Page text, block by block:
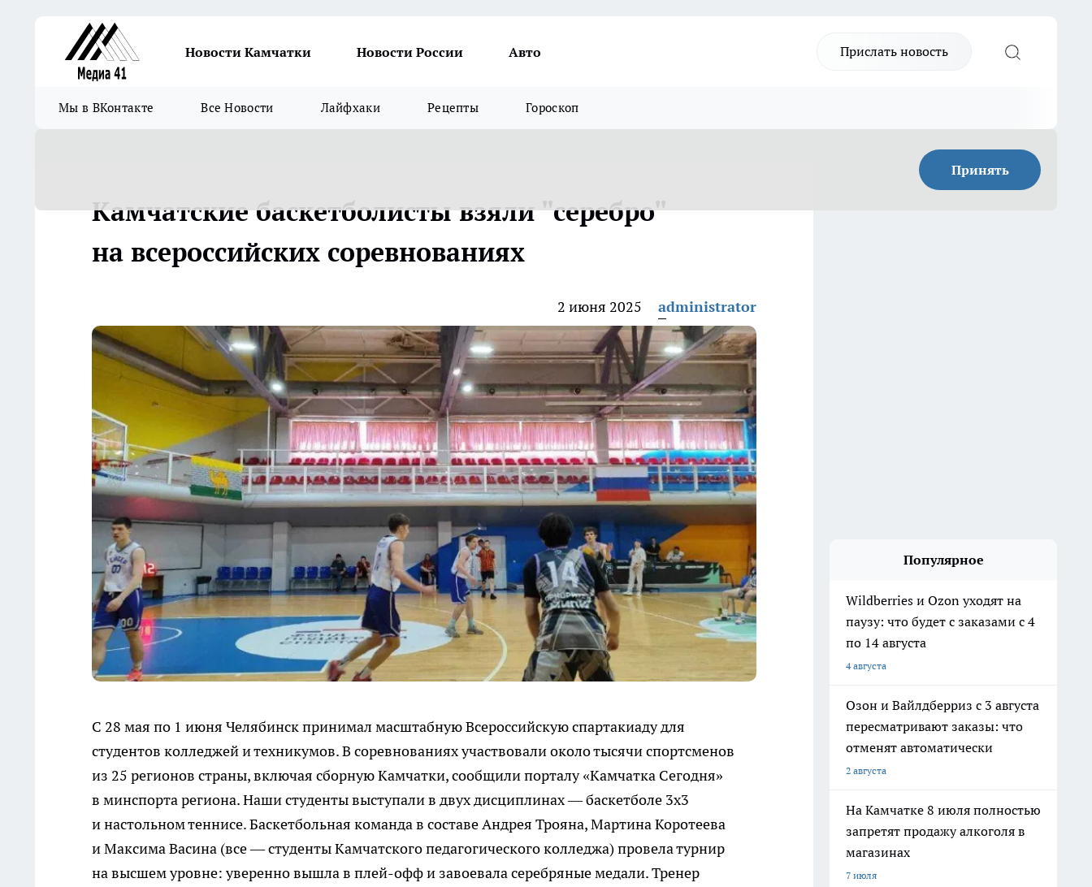
Новости Камчатки Новости России Авто Прислать новость
Мы в ВКонтакте Все Новости Лайфхаки Рецепты Гороскоп
Принять
Камчатские баскетболисты взяли "серебро"
на всероссийских соревнованиях
2 июня 2025 administrator
С 28 мая по 1 июня Челябинск принимал масштабную Всероссийскую спартакиаду для
студентов колледжей и техникумов. В соревнованиях участвовали около тысячи спортсменов
из 25 регионов страны, включая сборную Камчатки, сообщили порталу «Камчатка Сегодня»
в минспорта региона. Наши студенты выступали в двух дисциплинах — баскетболе 3х3
и настольном теннисе. Баскетбольная команда в составе Андрея Трояна, Мартина Коротеева
и Максима Васина (все — студенты Камчатского педагогического колледжа) провела турнир
на высшем уровне: уверенно вышла в плей-офф и завоевала серебряные медали. Тренер
Популярное
Wildberries и Ozon уходят на
паузу: что будет с заказами с 4
по 14 августа
4 августа
Озон и Вайлдберриз с 3 августа
пересматривают заказы: что
отменят автоматически
2 августа
На Камчатке 8 июля полностью
запретят продажу алкоголя в
магазинах
7 июля